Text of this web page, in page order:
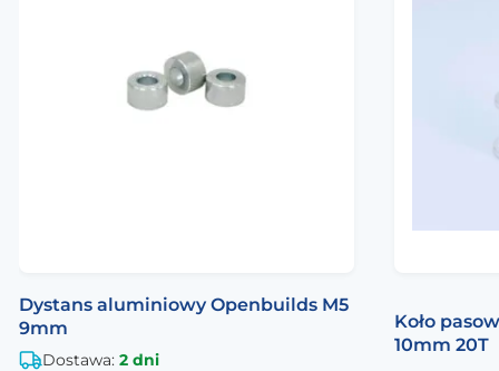
Dystans aluminiowy Openbuilds M5
9mm
Dostawa: 2 dni
Koło
10mm 20T